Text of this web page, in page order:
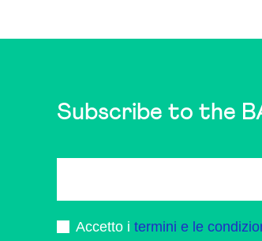
Subscribe to the
Accetto i termini e le